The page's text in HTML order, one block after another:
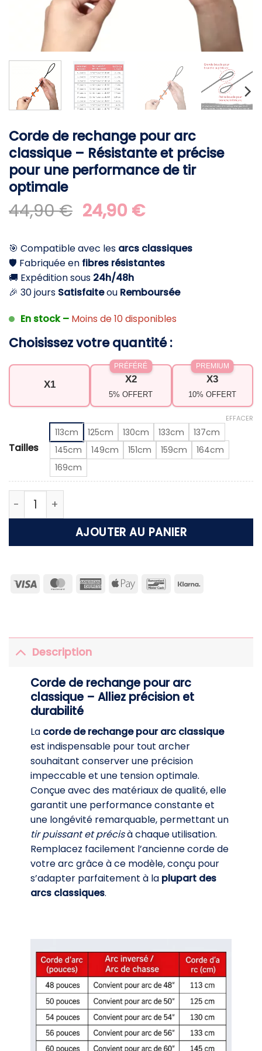
Corde de rechange pour arc
classique – Résistante et précise
pour une performance de tir
optimale
44,90€ Le
prix
initial
était :
44,90 €.
24,90 €Le
actuel
est :
🎯 Compatible avec les arcs classiques
🛡️ Fabriquée en fibres résistantes
🚚 Expédition sous 24h/48h
🎉 30 jours Satisfaiteou Remboursée
En stock – Moins de 10 disponibles
Choisissez votre quantité :
X1 X2
5% OFFERT
PRÉFÉRÉ
X3
10% OFFERT
PREMIUM
Tailles
113cm 125cm 130cm 133cm
137cm
145cm
149cm 151cm 159cm
164cm
169cm
EFFACER
quantité de Corde de rechange pour arc
AJOUTER AU PANIER
Visa MasterCardAmericanApple
Bancontact
Klarna
Description
Corde de rechange pour arc
classique – Alliez précision et
durabilité
La corde de rechange pour arc classique
est indispensable pour tout archer
souhaitant conserver une précision
impeccable et une tension optimale.
Conçue avec des matériaux de qualité, elle
garantit une performance constante et
une longévité remarquable, permettant un
tir puissant et précisà chaque utilisation.
Remplacez facilement l’ancienne corde de
votre arc grâce à ce modèle, conçu pour
s’adapter parfaitement à la plupart des
arcs classiques.